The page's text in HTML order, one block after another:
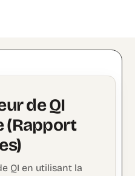
de QI
(Rapport
QI en utilisant la